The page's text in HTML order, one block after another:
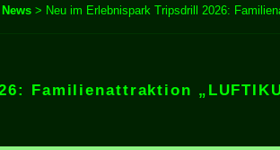
News > Neu im Erlebnispark Tripsdrill 2026:
Familienattraktion